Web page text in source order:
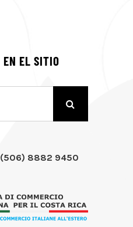
EN EL SITIO
8882 9450